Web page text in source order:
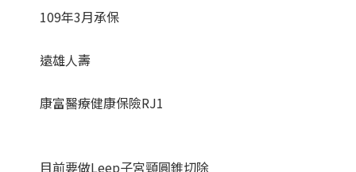
109年3月承保
遠雄人壽
康富醫療健康保險RJ1
目前要做Leep子宮頸圓錐切除